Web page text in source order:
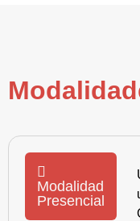
Modalidad
Presencial